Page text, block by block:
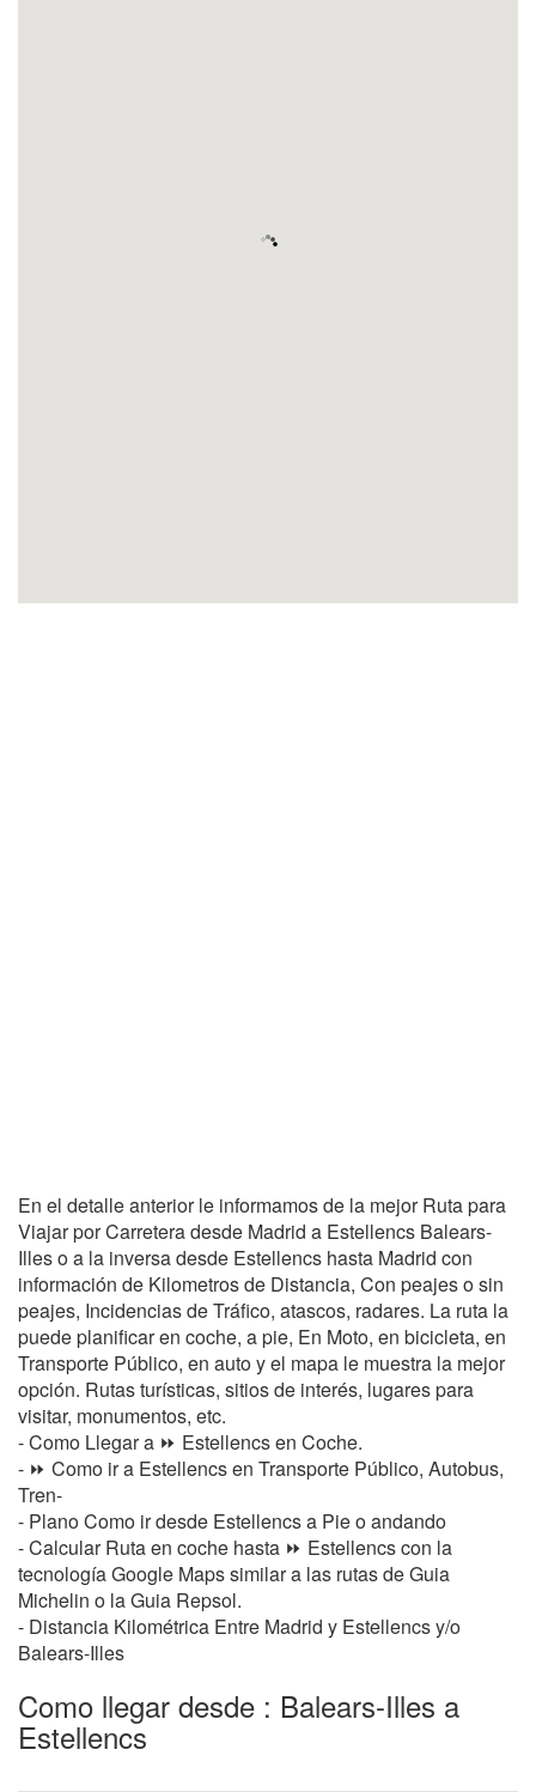
En el detalle anterior le informamos de la mejor Ruta para
Viajar por Carretera desde Madrid a Estellencs Balears-
Illes o a la inversa desde Estellencs hasta Madrid con
información de Kilometros de Distancia, Con peajes o sin
peajes, Incidencias de Tráfico, atascos, radares. La ruta la
puede planificar en coche, a pie, En Moto, en bicicleta, en
Transporte Público, en auto y el mapa le muestra la mejor
opción. Rutas turísticas, sitios de interés, lugares para
visitar, monumentos, etc.
- Como Llegar a ⏩ Estellencs en Coche.
- ⏩ Como ir a Estellencs en Transporte Público, Autobus,
Tren-
- Plano Como ir desde Estellencs a Pie o andando
- Calcular Ruta en coche hasta ⏩ Estellencs con la
tecnología Google Maps similar a las rutas de Guia
Michelin o la Guia Repsol.
- Distancia Kilométrica Entre Madrid y Estellencs y/o
Balears-Illes
Como llegar desde : Balears-Illes a
Estellencs